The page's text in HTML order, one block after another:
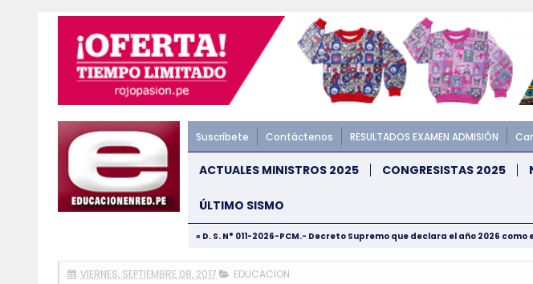
Suscríbete Contáctenos RESULTADOS EXAMEN ADMISIÓN
ACTUALES MINISTROS 2025 CONGRESISTAS 2025
ÚLTIMO SISMO
« D. S. N° 011-2026-PCM.- Decreto Supremo que declara el año 2026
VIERNES, SEPTIEMBRE 08, 2017 EDUCACION